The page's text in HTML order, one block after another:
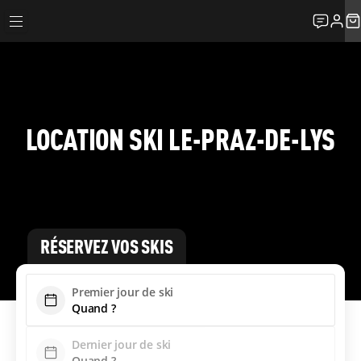
LOCATION SKI LE-PRAZ-DE-LYS
RÉSERVEZ VOS SKIS
Premier jour de ski
Dernier jour de ski